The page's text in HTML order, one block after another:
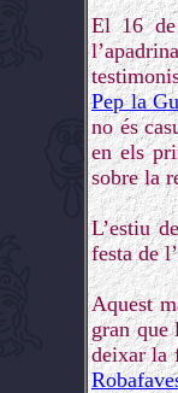
El 16 de
Pep la
no és
en els
sobre la
L’estiu
festa de
Aquest
gran que
deixar la